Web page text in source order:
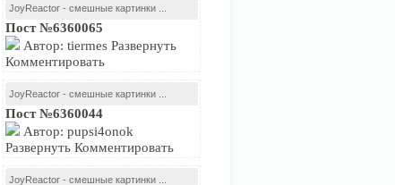
JoyReactor - смешные картинки ...
Пост №6360065
Автор: tiermes Развернуть
Комментировать
JoyReactor - смешные картинки ...
Пост №6360044
Автор: pupsi4onok
Развернуть Комментировать
JoyReactor - смешные картинки ...